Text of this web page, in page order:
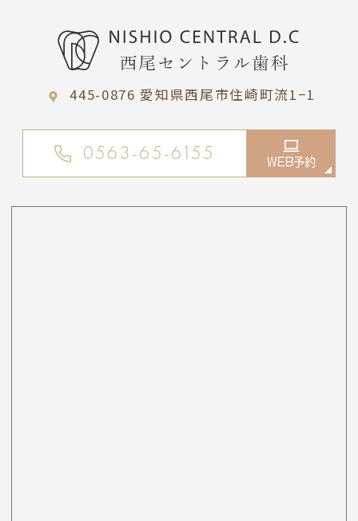
445-0876 愛知県西尾市住崎町流1−1
0563-65-6155 WEB予約